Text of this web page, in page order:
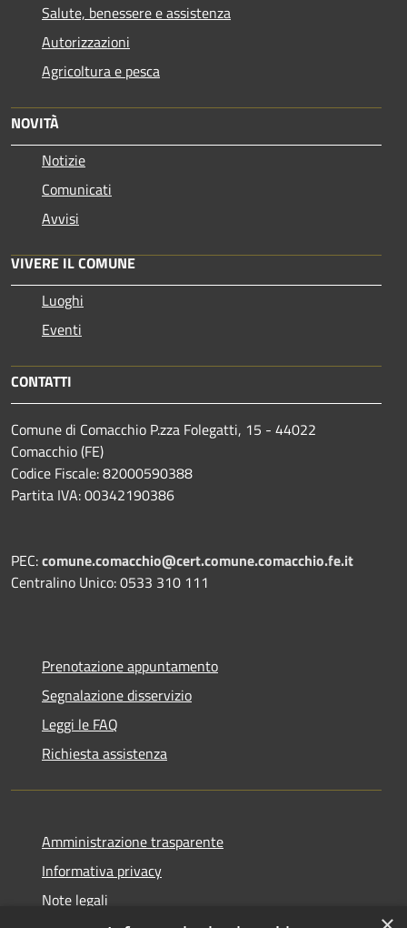
Salute, benessere e assistenza
Autorizzazioni
Agricoltura e pesca
NOVITÀ
Notizie
Comunicati
Avvisi
VIVERE IL COMUNE
Luoghi
Eventi
CONTATTI
Comune di Comacchio P.zza Folegatti, 15 - 44022
Comacchio (FE)
Codice Fiscale: 82000590388
Partita IVA: 00342190386
PEC:comune.comacchio@cert.comune.comacchio.fe.it
Centralino Unico: 0533 310 111
Prenotazione appuntamento
Segnalazione disservizio
Leggi le FAQ
Richiesta assistenza
Amministrazione trasparente
Informativa privacy
Note legali